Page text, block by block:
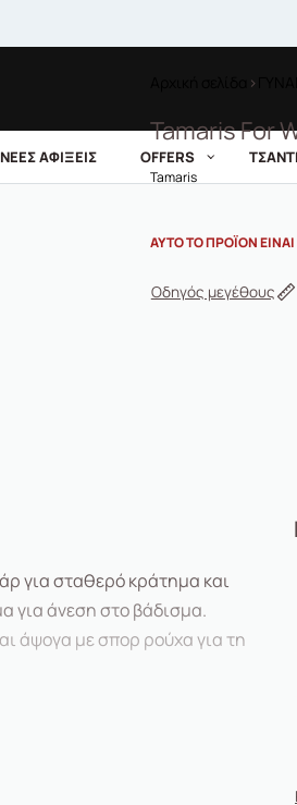
ΝΕΕΣ ΑΦΙΞΕΙΣ OFFERS
›
Tamaris For
Tamaris
ΑΥΤΌ ΤΟ ΠΡΟΪΌΝ
Οδηγός μεγέθους
για σταθερό κράτημα και
για άνεση στο βάδισμα.
άψογα με σπορ ρούχα για τη